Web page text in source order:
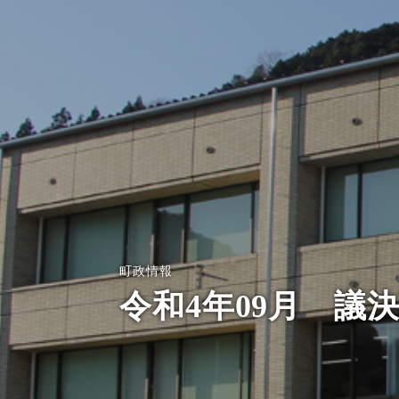
町政情報
令和4年09月 議